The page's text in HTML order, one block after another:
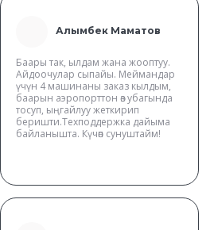
Жигиттер көңүл бурбай койгон жок:
жөнөтүштү. Бир нече күндөн кийин
акча балансымга кайтарылды 🙌
EXPRESS PARK колдоо кызматына
рахмат, жардам бергендер үчүн )
Сиздерге ишенгем )
Баары так, ылдам жана жооптуу.
Айдоочулар сыпайы. Меймандар
үчүн 4 машинаны заказ кылдым,
баарын аэропорттон өз убагында
тосуп, ыңгайлуу жеткирип
беришти.Техподдержка дайыма
байланышта. Күчөп сунуштайм!
Алымбек Маматов